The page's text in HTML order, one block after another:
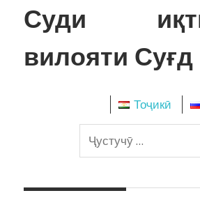
Skip
to
Суди
вилояти Суғд
Тоҷикӣ